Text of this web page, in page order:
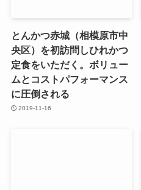
とんかつ赤城（相模原市中
央区）を初訪問しひれかつ
定食をいただく。ボリュー
ムとコストパフォーマンス
に圧倒される
2019-11-16